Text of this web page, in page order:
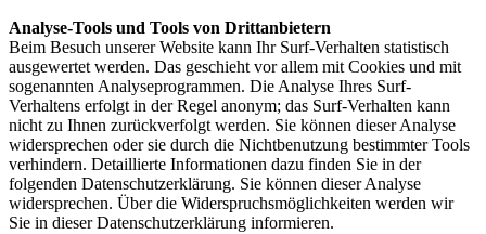
Analyse-Tools und Tools von Drittanbietern
Beim Besuch unserer Website kann Ihr Surf-Verhalten statistisch
ausgewertet werden. Das geschieht vor allem mit Cookies und mit
sogenannten Analyseprogrammen. Die Analyse Ihres Surf-
Verhaltens erfolgt in der Regel anonym; das Surf-Verhalten kann
nicht zu Ihnen zurückverfolgt werden. Sie können dieser Analyse
widersprechen oder sie durch die Nichtbenutzung bestimmter Tools
verhindern. Detaillierte Informationen dazu finden Sie in der
folgenden Datenschutzerklärung. Sie können dieser Analyse
widersprechen. Über die Widerspruchsmöglichkeiten werden wir
Sie in dieser Datenschutzerklärung informieren.